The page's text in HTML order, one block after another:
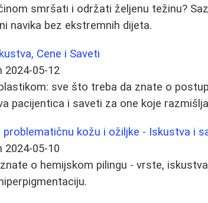
smršati i održati željenu težinu?
navika bez ekstremnih dijeta.
Cene i Saveti
2024-05-12
sve što treba da znate o
pacijentica i saveti za one koje
problematičnu kožu i ožiljke - Iskustva i
2024-05-10
o hemijskom pilingu - vrste,